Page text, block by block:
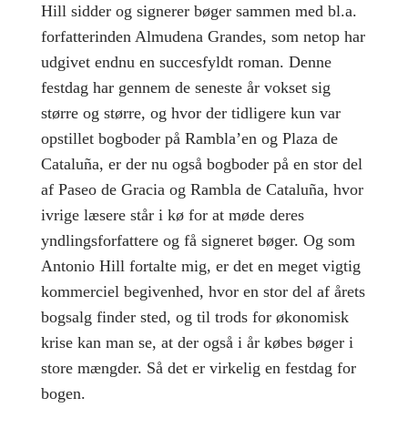
Hill sidder og signerer bøger sammen med bl.a.
forfatterinden Almudena Grandes, som netop har
udgivet endnu en succesfyldt roman. Denne
festdag har gennem de seneste år vokset sig
større og større, og hvor der tidligere kun var
opstillet bogboder på Rambla’en og Plaza de
Cataluña, er der nu også bogboder på en stor del
af Paseo de Gracia og Rambla de Cataluña, hvor
ivrige læsere står i kø for at møde deres
yndlingsforfattere og få signeret bøger. Og som
Antonio Hill fortalte mig, er det en meget vigtig
kommerciel begivenhed, hvor en stor del af årets
bogsalg finder sted, og til trods for økonomisk
krise kan man se, at der også i år købes bøger i
store mængder. Så det er virkelig en festdag for
bogen.